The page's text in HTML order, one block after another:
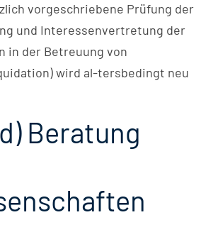
vorgeschriebene Prüfung der
und Interessenvertretung der
in der Betreuung von
wird al-tersbedingt neu
Beratung